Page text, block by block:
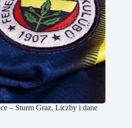
– Sturm Graz. Liczby i dane